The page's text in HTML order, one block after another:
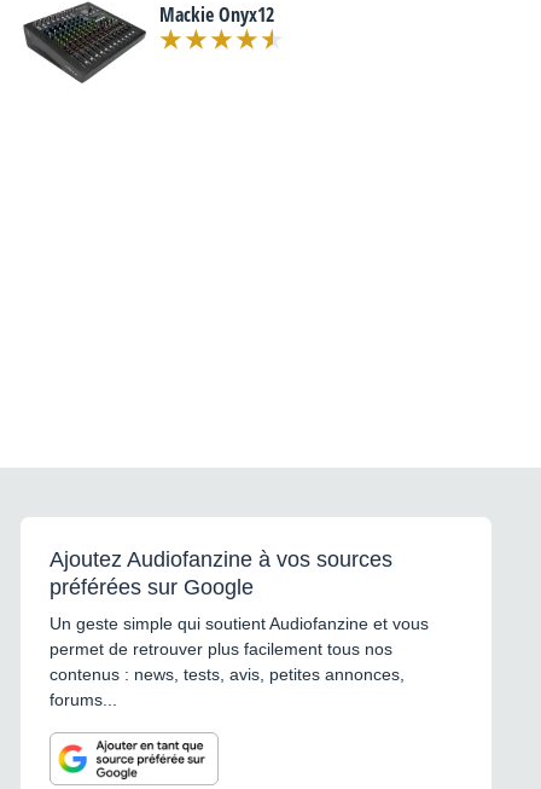
Mackie Onyx12
Ajoutez Audiofanzine à vos sources
préférées sur Google
Un geste simple qui soutient Audiofanzine et vous
permet de retrouver plus facilement tous nos
contenus : news, tests, avis, petites annonces,
forums...